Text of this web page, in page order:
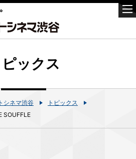
ピックス
シネマ渋谷
トピックス